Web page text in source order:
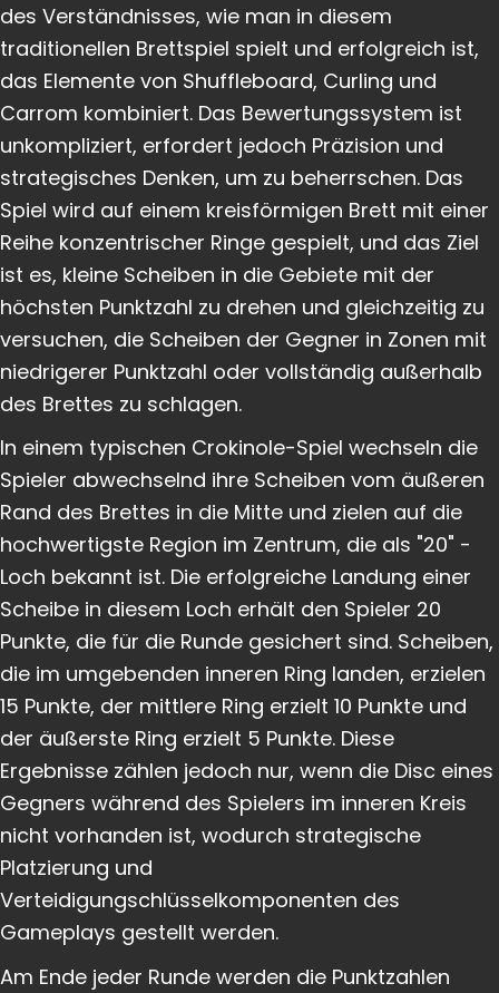
des Verständnisses, wie man in diesem
traditionellen Brettspiel spielt und erfolgreich ist,
das Elemente von Shuffleboard, Curling und
Carrom kombiniert. Das Bewertungssystem ist
unkompliziert, erfordert jedoch Präzision und
strategisches Denken, um zu beherrschen. Das
Spiel wird auf einem kreisförmigen Brett mit einer
Reihe konzentrischer Ringe gespielt, und das Ziel
ist es, kleine Scheiben in die Gebiete mit der
höchsten Punktzahl zu drehen und gleichzeitig zu
versuchen, die Scheiben der Gegner in Zonen mit
niedrigerer Punktzahl oder vollständig außerhalb
des Brettes zu schlagen.
In einem typischen Crokinole-Spiel wechseln die
Spieler abwechselnd ihre Scheiben vom äußeren
Rand des Brettes in die Mitte und zielen auf die
hochwertigste Region im Zentrum, die als "20" -
Loch bekannt ist. Die erfolgreiche Landung einer
Scheibe in diesem Loch erhält den Spieler 20
Punkte, die für die Runde gesichert sind. Scheiben,
die im umgebenden inneren Ring landen, erzielen
15 Punkte, der mittlere Ring erzielt 10 Punkte und
der äußerste Ring erzielt 5 Punkte. Diese
Ergebnisse zählen jedoch nur, wenn die Disc eines
Gegners während des Spielers im inneren Kreis
nicht vorhanden ist, wodurch strategische
Platzierung und
Verteidigungschlüsselkomponenten des
Gameplays gestellt werden.
Am Ende jeder Runde werden die Punktzahlen